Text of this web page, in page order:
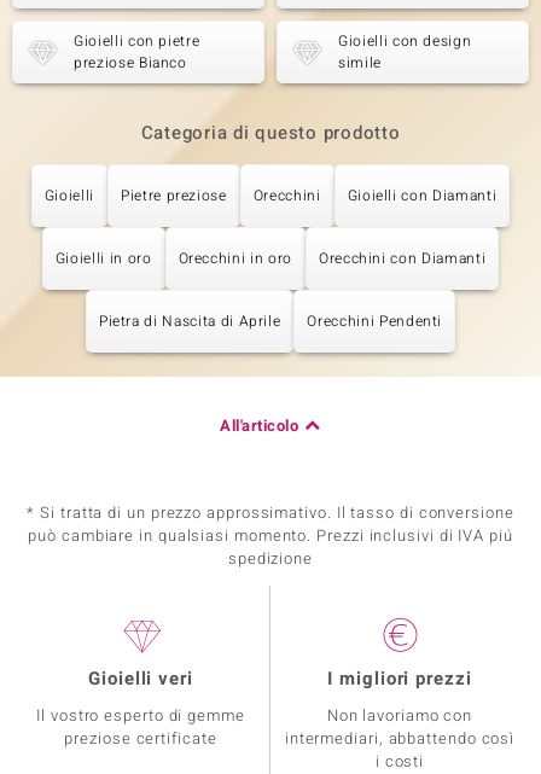
Gioielli con pietre
preziose Bianco
Gioielli con design
simile
Categoria di questo prodotto
Gioielli Pietre preziose Orecchini Gioielli con Diamanti
Gioielli in oro Orecchini in oro Orecchini con Diamanti
Pietra di Nascita di Aprile Orecchini Pendenti
All'articolo
* Si tratta di un prezzo approssimativo. Il tasso di conversione
può cambiare in qualsiasi momento. Prezzi inclusivi di IVA piú
spedizione
Gioielli veri
Il vostro esperto di gemme
preziose certificate
I migliori prezzi
Non lavoriamo con
intermediari, abbattendo così
i costi